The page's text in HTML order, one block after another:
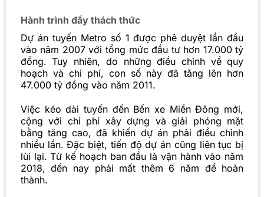
Hành trình đầy thách thức
Dự án tuyến Metro số 1 được phê duyệt lần đầu
vào năm 2007 với tổng mức đầu tư hơn 17.000 tỷ
đồng. Tuy nhiên, do những điều chỉnh về quy
hoạch và chi phí, con số này đã tăng lên hơn
47.000 tỷ đồng vào năm 2011.
Việc kéo dài tuyến đến Bến xe Miền Đông mới,
cộng với chi phí xây dựng và giải phóng mặt
bằng tăng cao, đã khiến dự án phải điều chỉnh
nhiều lần. Đặc biệt, tiến độ dự án cũng liên tục bị
lùi lại. Từ kế hoạch ban đầu là vận hành vào năm
2018, đến nay phải mất thêm 6 năm để hoàn
thành.